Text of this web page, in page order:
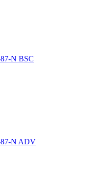
N BSC
N ADV